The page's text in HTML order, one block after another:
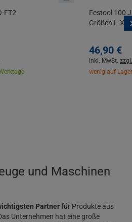
FT2
Festool 100
Größen L-
46,90 €
inkl. MwSt.
wenig auf
und Maschinen
Partnerfür Produkte aus
Unternehmen hat eine große